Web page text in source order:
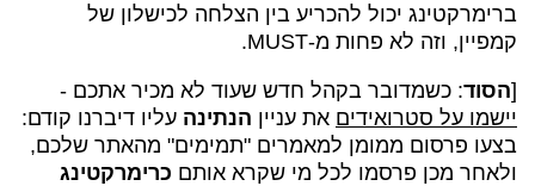
ברימרקטינג יכול להכריע בין הצלחה לכישלון של
קמפיין, וזה לא פחות מ-MUST.
[הסוד: כשמדובר בקהל חדש שעוד לא מכיר אתכם -
יישמו על סטרואידים את עניין הנתינה עליו דיברנו קודם:
בצעו פרסום ממומן למאמרים "תמימים" מהאתר שלכם,
ולאחר מכן פרסמו לכל מי שקרא אותם כרימרקטינג